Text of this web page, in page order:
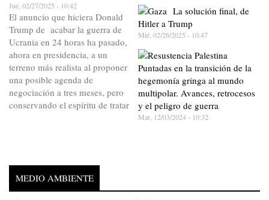
Jue, 02/27/2025 - 10:42
El anuncio que hiciera Donald
Trump de acabar la guerra de
Ucrania en 24 horas ha pasado,
ahora en presidencia, a un
terreno más realista al proponer
una posible agenda de
negociación a tres meses, pero
conservando el espíritu de tratar
La solución final, de
Hitler a Trump
Mié, 02/26/2025 - 10:47
Puntadas en la transición de la
hegemonía gringa al mundo
multipolar. Avances, retrocesos
y el peligro de guerra
Mar, 12/03/2024 - 10:32
MEDIO AMBIENTE